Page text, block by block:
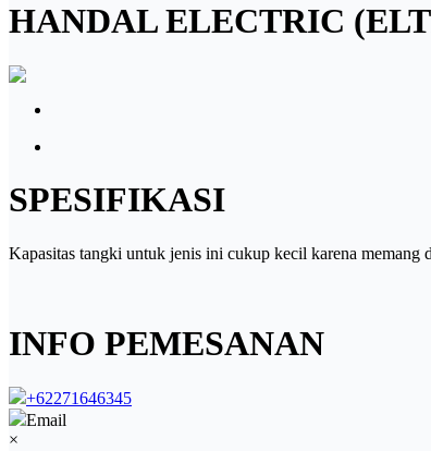
HANDAL ELECTRIC
SPESIFIKASI
Kapasitas tangki untuk jenis ini cukup kecil karena
INFO PEMESANAN
+62271646345
Email
×